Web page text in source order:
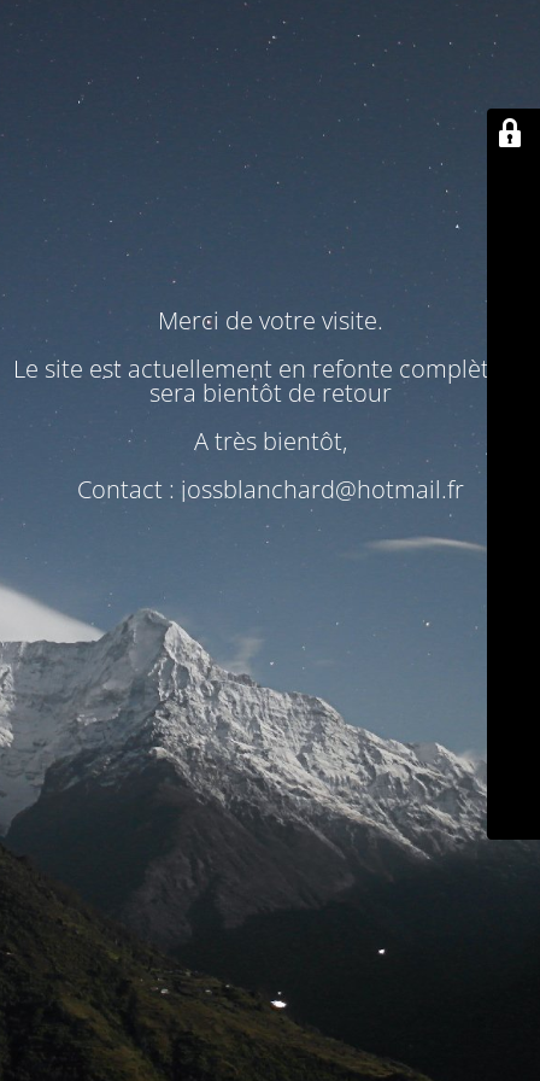
Merci de votre visite.
Le site est actuellement en refonte complète. Il
sera bientôt de retour
A très bientôt,
Contact : jossblanchard@hotmail.fr